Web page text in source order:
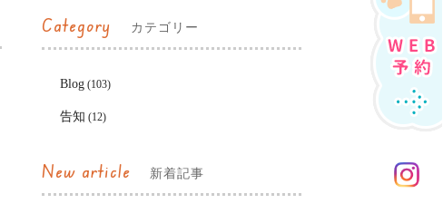
Category カテゴリー
Blog (103)
告知 (12)
New article 新着記事